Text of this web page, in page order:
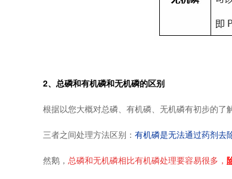
2、总磷和有机磷和无机磷的区别
根据以您大概对总磷、有机磷、无机磷有初步的了
三者之间处理方法区别： 有机磷是无法通过药剂去
然鹅， 总磷和无机磷相比有机磷处理要容易很多，